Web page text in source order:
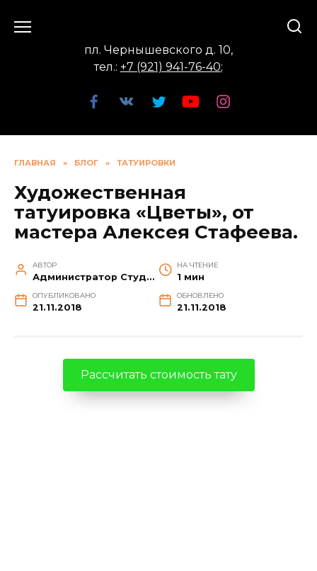
пл. Чернышевского д. 10,
тел.: +7 (921) 941-76-40;
ГЛАВНАЯ » БЛОГ » ТАТУИРОВКИ
Художественная
татуировка «Цветы», от
мастера Алексея Стафеева.
АВТОР
Администратор Студии
НА ЧТЕНИЕ
1 мин
ОПУБЛИКОВАНО
21.11.2018
ОБНОВЛЕНО
21.11.2018
Рассчитать стоимость тату